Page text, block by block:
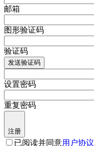
邮箱
图形验证码
验证码
发送验证码
设置密码
重复密码
注册
已阅读并同意用户协议